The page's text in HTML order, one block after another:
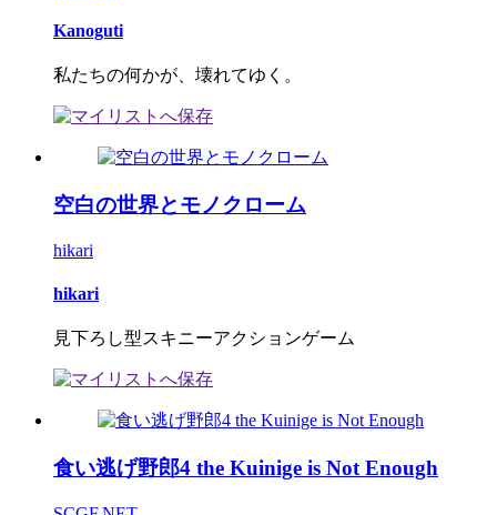
Kanoguti
私たちの何かが、壊れてゆく。
空白の世界とモノクローム
hikari
hikari
見下ろし型スキニーアクションゲーム
食い逃げ野郎4 the Kuinige is Not Enough